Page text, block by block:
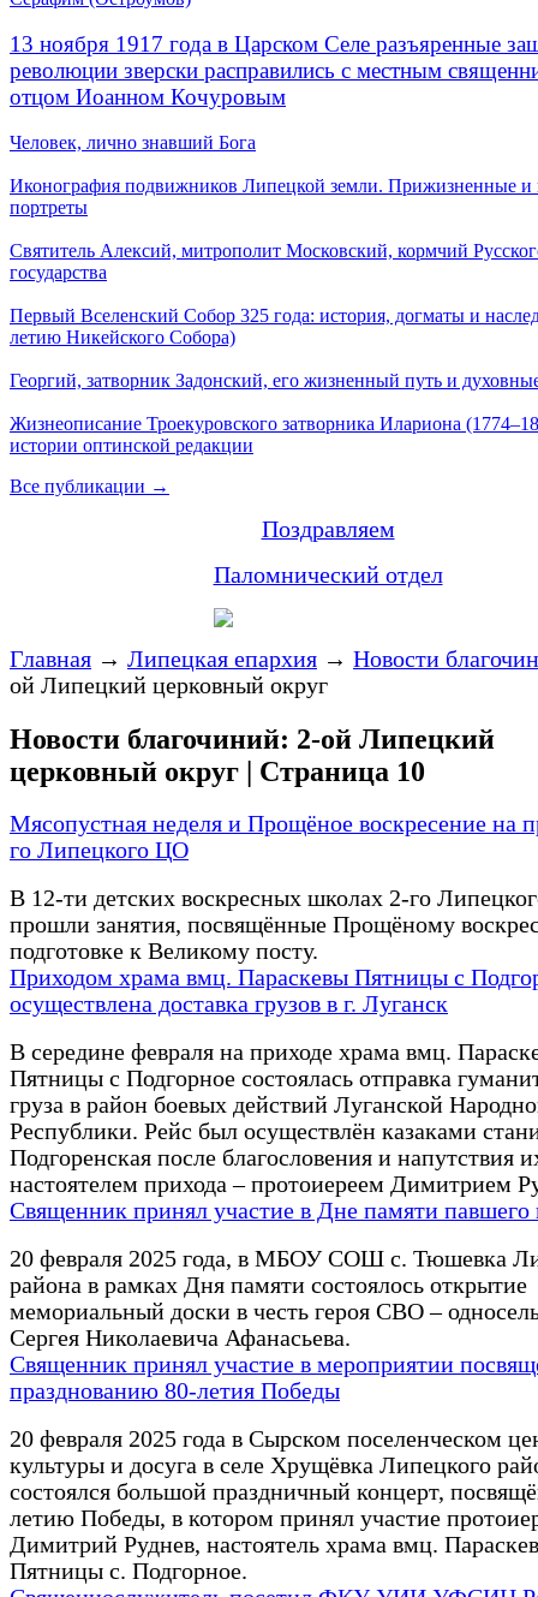
13 ноября 1917 года в Царском Селе разъяренные
революции зверски расправились с местным
отцом Иоанном Кочуровым
Человек, лично знавший Бога
Иконография подвижников Липецкой земли. Прижизненные и
портреты
Святитель Алексий, митрополит Московский, кормчий
государства
Первый Вселенский Собор 325 года: история, догматы и
летию Никейского Собора)
Георгий, затворник Задонский, его жизненный путь и
Жизнеописание Троекуровского затворника Илариона
истории оптинской редакции
Все публикации →
Поздравляем
Паломнический отдел
Главная → Липецкая епархия → Новости
ой Липецкий церковный округ
Новости благочиний: 2-ой Липецкий
церковный округ | Страница 10
Мясопустная неделя и Прощёное воскресение на
го Липецкого ЦО
В 12-ти детских воскресных школах 2-го
прошли занятия, посвящённые Прощёному
подготовке к Великому посту.
Приходом храма вмц. Параскевы Пятницы с
осуществлена доставка грузов в г. Луганск
В середине февраля на приходе храма вмц.
Пятницы с Подгорное состоялась отправка
груза в район боевых действий Луганской
Республики. Рейс был осуществлён казаками
Подгоренская после благословения и напутствия
настоятелем прихода – протоиереем Димитрием
Священник принял участие в Дне памяти
20 февраля 2025 года, в МБОУ СОШ с. Тюшевка
района в рамках Дня памяти состоялось открытие
мемориальный доски в честь героя СВО –
Сергея Николаевича Афанасьева.
Священник принял участие в мероприятии
празднованию 80-летия Победы
20 февраля 2025 года в Сырском поселенческом
культуры и досуга в селе Хрущёвка Липецкого
состоялся большой праздничный концерт,
летию Победы, в котором принял участие
Димитрий Руднев, настоятель храма вмц.
Пятницы с. Подгорное.